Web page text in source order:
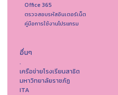
Office 365
ตรวจสอบรหัสอินเตอร์เน็ต
คู่มือการใช้งานโปรแกรม
อื่นๆ
.
เครือข่ายโรงเรียนสาธิต
มหาวิทยาลัยราชภัฏ
ITA